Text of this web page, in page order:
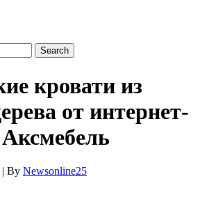
кровати из
от интернет-
| By Newsonline25